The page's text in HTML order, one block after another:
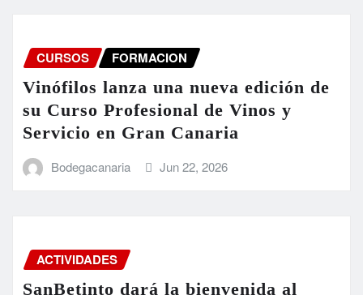
CURSOS FORMACION
Vinófilos lanza una nueva edición de
su Curso Profesional de Vinos y
Servicio en Gran Canaria
Bodegacanaria Jun 22, 2026
ACTIVIDADES
SanBetinto dará la bienvenida al